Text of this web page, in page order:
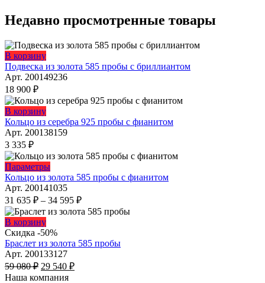
выбрать
странице
товара.
242
492 ₽.
Недавно просмотренные товары
В корзинуЭтот
товар
имеет
вариаций.
Опции
можно
выбрать
товара.
Подвеска из золота 585 пробы с бриллиантом
Арт. 200149236
18 900 ₽
В корзинуЭтот
товар
имеет
вариаций.
Опции
можно
выбрать
на
странице
товара.
Кольцо из серебра 925 пробы с фианитом
Арт. 200138159
3 335 ₽
ПараметрыЭтот
товар
имеет
несколько
вариаций.
можно
выбрать
на
странице
товара.
Кольцо из золота 585 пробы с фианитом
Арт. 200141035
31 635 ₽ – 34 595 ₽Диапазон
цен:
–
В корзинуЭтот
товар
имеет
несколько
вариаций.
Опции
Скидка -50%
Браслет из золота 585 пробы
Арт. 200133127
59 080₽ Первоначальная
цена
29 540 ₽Текущая
Наша компания